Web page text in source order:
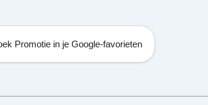
Promotie in je Google-favorieten